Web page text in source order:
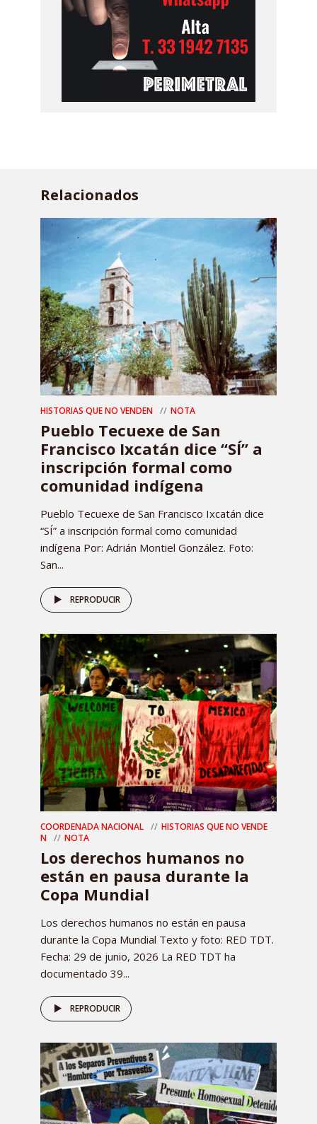
Relacionados
HISTORIAS QUE NO VENDEN NOTA
Pueblo Tecuexe de San
Francisco Ixcatán dice “SÍ” a
inscripción formal como
comunidad indígena
Pueblo Tecuexe de San Francisco Ixcatán dice
“SÍ” a inscripción formal como comunidad
indígena Por: Adrián Montiel González. Foto:
San...
REPRODUCIR
COORDENADA NACIONAL
HISTORIAS QUE NO VENDE
N
NOTA
Los derechos humanos no
están en pausa durante la
Copa Mundial
Los derechos humanos no están en pausa
durante la Copa Mundial Texto y foto: RED TDT.
Fecha: 29 de junio, 2026 La RED TDT ha
documentado 39...
REPRODUCIR